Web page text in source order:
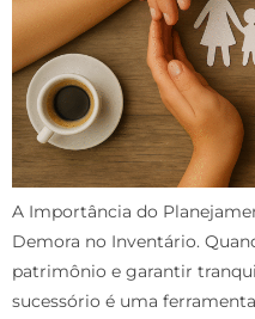
A Importância do
Demora no Inventário.
patrimônio e garantir
sucessório é uma